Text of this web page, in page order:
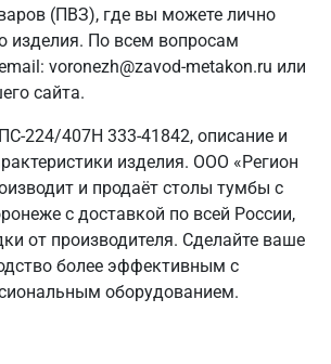
(ПВЗ), где вы можете лично
изделия. По всем вопросам
voronezh@zavod-metakon.ru или
сайта.
224/407Н 333-41842, описание и
изделия. ООО «Регион
и продаёт столы тумбы с
с доставкой по всей России,
от производителя. Сделайте ваше
более эффективным с
оборудованием.